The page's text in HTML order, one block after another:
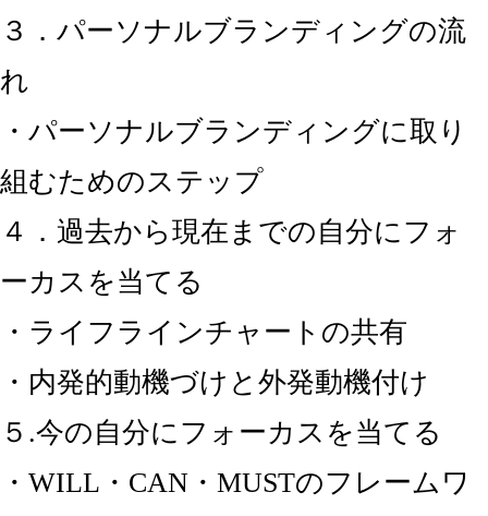
３．パーソナルブランディングの流
れ
・パーソナルブランディングに取り
組むためのステップ
４．過去から現在までの自分にフォ
ーカスを当てる
・ライフラインチャートの共有
・内発的動機づけと外発動機付け
５.今の自分にフォーカスを当てる
・WILL・CAN・MUSTのフレームワ